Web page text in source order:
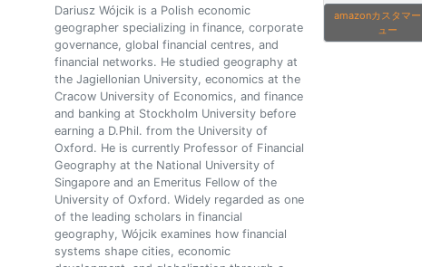
Dariusz Wójcik is a Polish economic
geographer specializing in finance, corporate
governance, global financial centres, and
financial networks. He studied geography at
the Jagiellonian University, economics at the
Cracow University of Economics, and finance
and banking at Stockholm University before
earning a D.Phil. from the University of
Oxford. He is currently Professor of Financial
Geography at the National University of
Singapore and an Emeritus Fellow of the
University of Oxford. Widely regarded as one
of the leading scholars in financial
geography, Wójcik examines how financial
systems shape cities, economic
amazonカスタマ
ュー